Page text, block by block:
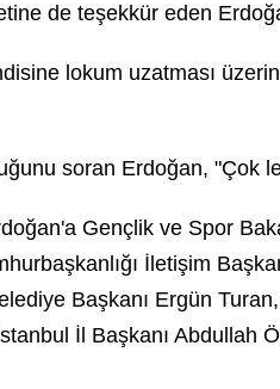
de teşekkür eden
lokum uzatması
soran Erdoğan, "Çok
Gençlik ve Spor
İletişim
Başkanı Ergün
İl Başkanı Abdullah